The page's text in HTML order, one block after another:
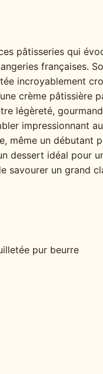
pâtisseries qui
françaises.
incroyablement
crème pâtissière
légèreté,
impressionnant
même un débutant
dessert idéal pour
savourer un grand
pur beurre